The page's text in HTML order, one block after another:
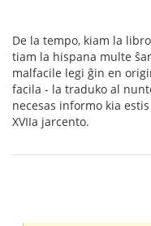
De la tempo, kiam la
tiam la hispana multe
malfacile legi ĝin en
facila - la traduko al
necesas informo kia
XVIIa jarcento.